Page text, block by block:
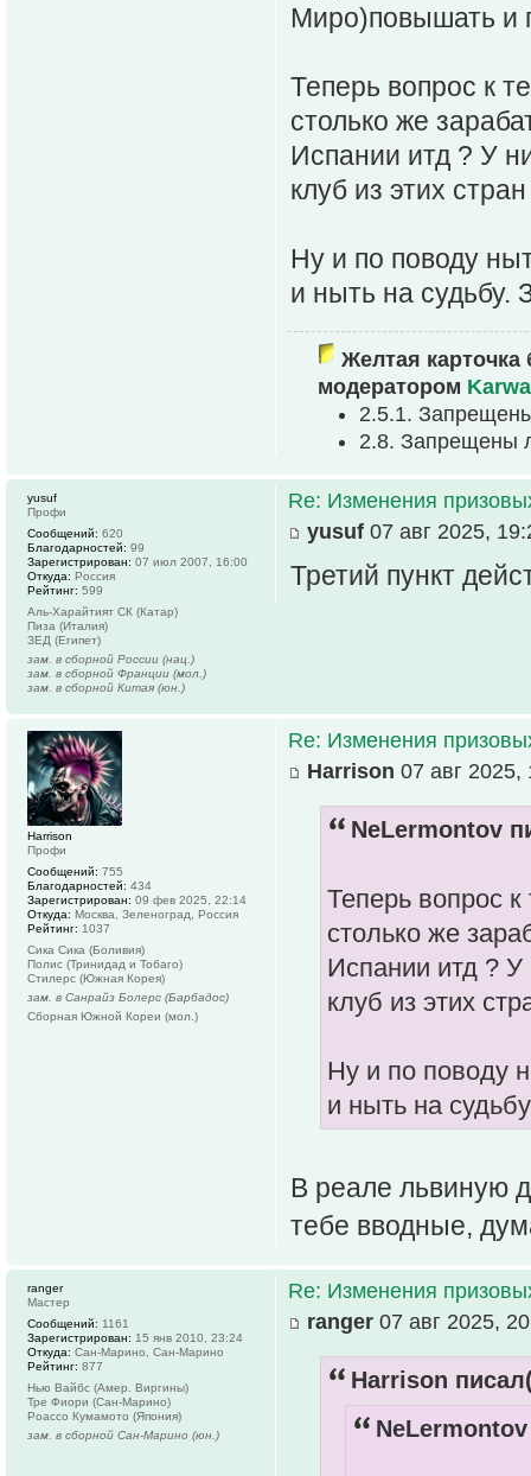
Миро)повышать и
Теперь вопрос к
столько же
Испании итд ? У
клуб из этих
Ну и по поводу
и ныть на судьбу.
Желтая карточка
модератором
2.5.1.
2.8. Запрещены
Re: Изменения
yusuf 07 авг 2025,
Третий пункт
yusuf
Профи
Сообщений: 620
Благодарностей: 99
Зарегистрирован: 07 июл 2007, 16:00
Откуда: Россия
Рейтинг: 599
Аль-Харайтият СК (Катар)
Пиза (Италия)
ЗЕД (Египет)
зам. в сборной России (нац.)
зам. в сборной Франции (мол.)
зам. в сборной Китая (юн.)
Re: Изменения
Harrison 07 авг 2025,
NeLermontov
Теперь вопрос
столько же
Испании итд ?
клуб из этих
Ну и по поводу
и ныть на
В реале львиную
тебе вводные,
Harrison
Профи
Сообщений: 755
Благодарностей: 434
Зарегистрирован: 09 фев 2025, 22:14
Откуда: Москва, Зеленоград, Россия
Рейтинг: 1037
Сика Сика (Боливия)
Полис (Тринидад и Тобаго)
Стилерс (Южная Корея)
зам. в Санрайз Болерс (Барбадос)
Сборная Южной Кореи (мол.)
Re: Изменения
ranger 07 авг 2025,
Harrison
ranger
Мастер
Сообщений: 1161
Зарегистрирован: 15 янв 2010, 23:24
Откуда: Сан-Марино, Сан-Марино
Рейтинг: 877
Нью Вайбс (Амер. Виргины)
Тре Фиори (Сан-Марино)
Роассо Кумамото (Япония)
зам. в сборной Сан-Марино (юн.)